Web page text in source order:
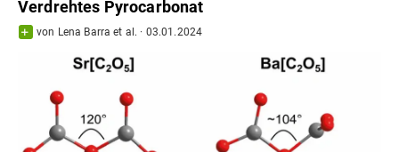
Verdrehtes Pyrocarbonat
von Lena Barra et al. · 03.01.2024